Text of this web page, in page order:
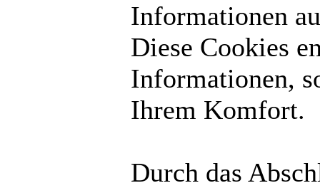
Informationen
Diese Cookies
Informationen,
Ihrem Komfort.
Durch das